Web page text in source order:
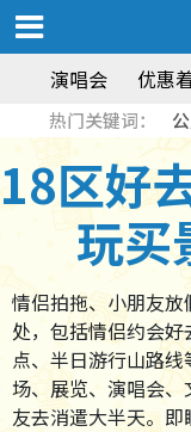
演唱会 优惠
热门关键词：
18区好
玩买
情侣拍拖、小朋友
处，包括情侣约会
点、半日游行山路
场、展览、演唱会
友去消遣大半天。即